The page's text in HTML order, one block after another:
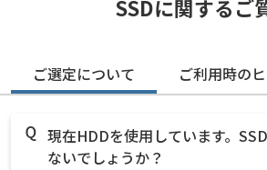
SSDに関するご
ご選定について ご利用時の
現在HDDを使用しています。
ないでしょうか？